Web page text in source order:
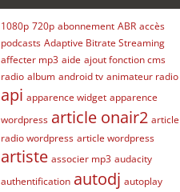
1080p 720p abonnement ABR accès
podcasts Adaptive Bitrate Streaming
affecter mp3 aide ajout fonction cms
radio album android tv animateur radio
api apparence widget apparence
wordpress article onair2 article
radio wordpress article wordpress
artiste associer mp3 audacity
authentification autodj autoplay